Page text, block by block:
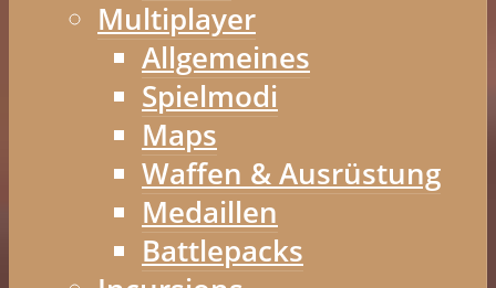
Multiplayer
Allgemeines
Spielmodi
Maps
Waffen & Ausrüstung
Medaillen
Battlepacks